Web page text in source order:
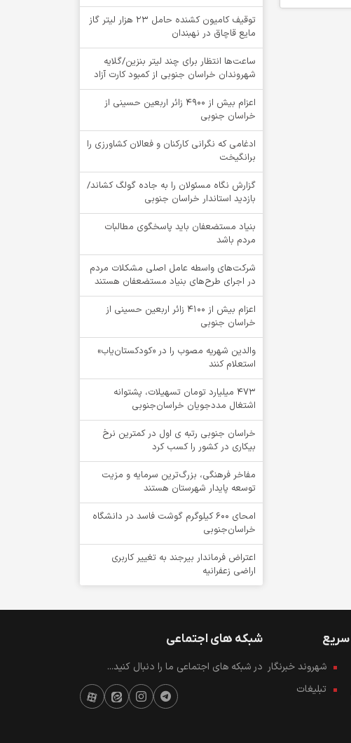
توقيف کامیون کشنده حامل 23 هزار لیتر گاز
مایع قاچاق در نهبندان
ساعت‌ها انتظار برای چند لیتر بنزین/گلایه
شهروندان خراسان جنوبی از کمبود کارت آزاد
اعزام بیش از 4900 زائر اربعین حسینی از
خراسان جنوبی
ادغامی که نگرانی کارکنان و فعالان کشاورزی را
برانگیخت
گزارش نگاه مسئولان را به جاده گولگ کشاند/
بازدید استاندار خراسان جنوبی
بنیاد مستضعفان باید پاسخگوی مطالبات
مردم باشد
شرکت‌های واسطه عامل اصلی مشکلات مردم
در اجرای طرح‌های بنیاد مستضعفان هستند
اعزام بیش از 4100 زائر اربعین حسینی از
خراسان جنوبی
والدین شهریه مصوب را در «کودکستان‌یاب»
استعلام کنند
۴۷۳ میلیارد تومان تسهیلات، پشتوانه
اشتغال مددجویان خراسان‌جنوبی
خراسان جنوبی رتبه ی اول در کمترین نرخ
بیکاری در کشور را کسب کرد
مفاخر فرهنگی، بزرگ‌ترین سرمایه و مزیت
توسعه پایدار شهرستان هستند
امحای ۶۰۰ کیلوگرم گوشت فاسد در دانشگاه
خراسان‌جنوبی
اعتراض فرماندار بیرجند به تغییر کاربری
اراضی زعفرانیه
شهروند خبرنگار
تبلیغات
شبکه های اجتماعی
در شبکه های اجتماعی ما را دنبال کنید...